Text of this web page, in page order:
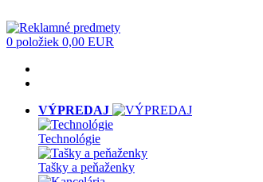
0 položiek 0,00 EUR
VÝPREDAJ
Technológie
Tašky a peňaženky